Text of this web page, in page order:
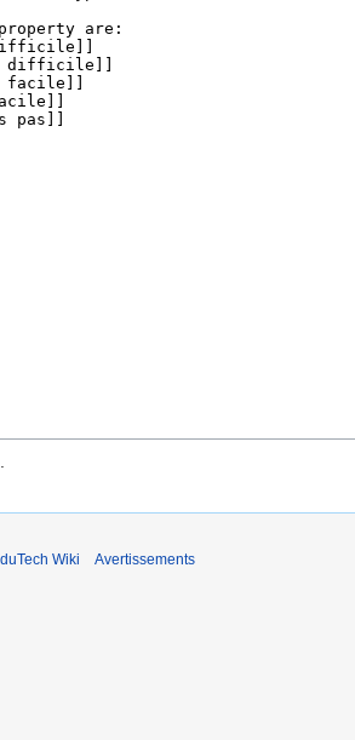
Wiki Avertissements